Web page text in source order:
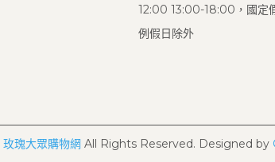
12:00 13:00-18:00，國定
例假日除外
玫瑰大眾購物網 All Rights Reserved. Designed by